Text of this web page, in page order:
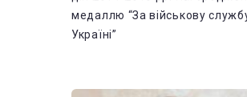
медаллю “За військову
Україні”